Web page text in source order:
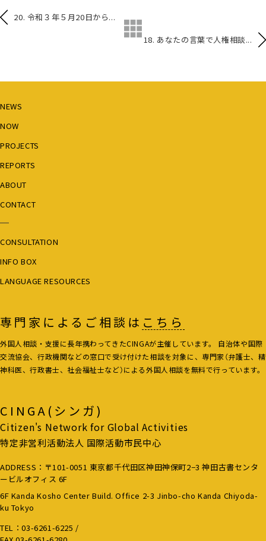
20. 令和３年５月20日から...
18. あなたの言葉で人権相談...
NEWS
NOW
PROJECTS
REPORTS
ABOUT
CONTACT
CONSULTATION
INFO BOX
LANGUAGE RESOURCES
CINGA(シンガ)
Citizen's Network for Global Activities
特定非営利活動法人 国際活動市民中心
ADDRESS：〒101-0051 東京都千代田区神田神保町2−3 神田古書センタ
ービルオフィス 6F
6F Kanda Kosho Center Build. Office 2-3 Jinbo-cho Kanda Chiyoda-
ku Tokyo
TEL：03-6261-6225 /
専門家によるご相談は こちら
外国人相談・支援に長年携わってきたCINGAが主催しています。 自治体や国際
交流協会、行政機関などの窓口で受け付けた相談を対象に、専門家（弁護士、精
神科医、行政書士、社会福祉士など）による外国人相談を無料で行っています。